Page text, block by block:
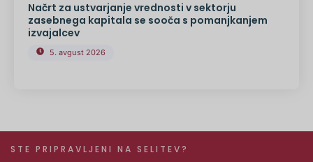
Načrt za ustvarjanje vrednosti v sektorju
zasebnega kapitala se sooča s pomanjkanjem
izvajalcev
5. avgust 2026
STE PRIPRAVLJENI NA SELITEV?